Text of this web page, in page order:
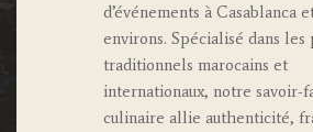
d’événements à Casablanca
environs. Spécialisé dans les
traditionnels marocains et
internationaux, notre savoir-
culinaire allie authenticité,